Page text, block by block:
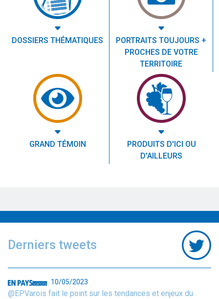
DOSSIERS THÉMATIQUES
PORTRAITS TOUJOURS +
PROCHES DE VOTRE
TERRITOIRE
GRAND TÉMOIN
PRODUITS D'ICI OU
D'AILLEURS
Derniers tweets
10/05/2023
@EPVarois fait le point sur les tendances et enjeux du